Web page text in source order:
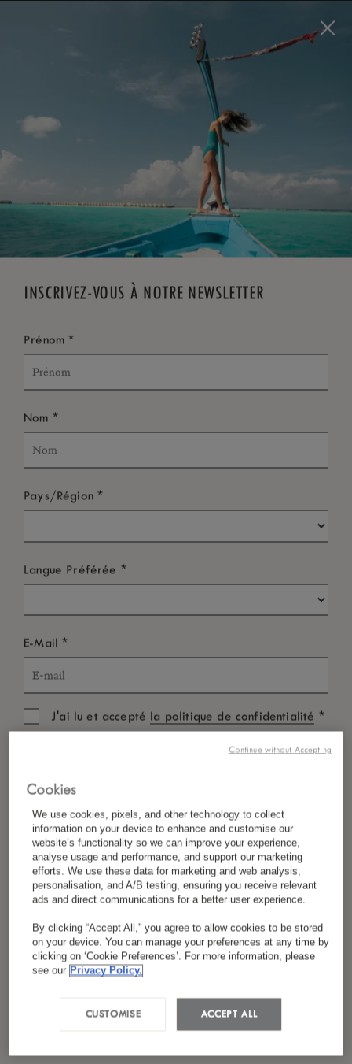
to enhance your experience
and make your visit easier and more comfortable.
RÉSERVEZ MAINTENANT
ANNULATION GRATUITE
INSCRIVEZ-VOUS À NOTRE NEWSLETTER
Prénom*
Nom *
Pays/Région*
Langue Préférée *
E-Mail*
J'ai lu et accepté la politique de confidentialité *
Cookies
We use cookies, pixels, and other technology to collect
information on your device to enhance and customise our
website’s functionality so we can improve your experience,
analyse usage and performance, and support our marketing
efforts. We use these data for marketing and web analysis,
personalisation, and A/B testing, ensuring you receive relevant
ads and direct communications for a better user experience.
By clicking “Accept All,” you agree to allow cookies to be stored
on your device. You can manage your preferences at any time by
clicking on ‘Cookie Preferences’. For more information, please
see our Privacy Policy.
ACCEPT ALL
CUSTOMISE
Continue without Accepting